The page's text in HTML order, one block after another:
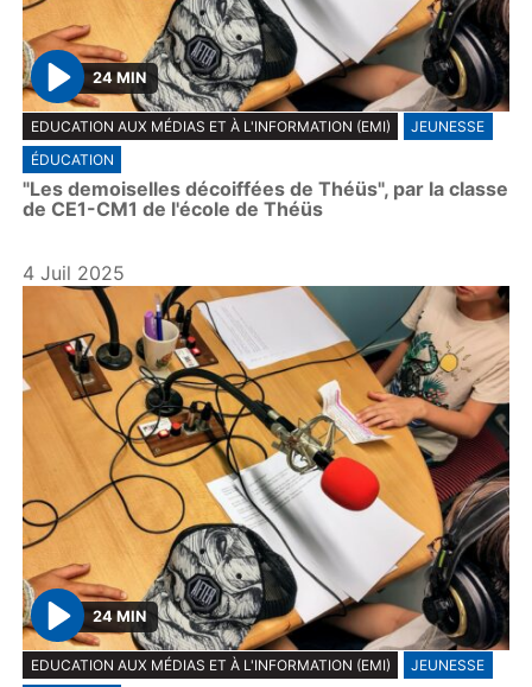
P
l
a
y
24 MIN
EDUCATION AUX MÉDIAS ET À L'INFORMATION (EMI)
JEUNESSE
ÉDUCATION
"Les demoiselles décoiffées de Théüs", par la classe
de CE1-CM1 de l'école de Théüs
4 Juil 2025
P
l
24 MIN
EDUCATION AUX MÉDIAS ET À L'INFORMATION (EMI)
JEUNESSE